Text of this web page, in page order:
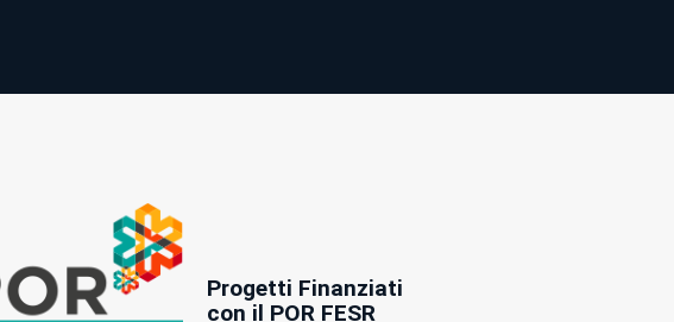
Progetti Finanziati
con il POR FESR